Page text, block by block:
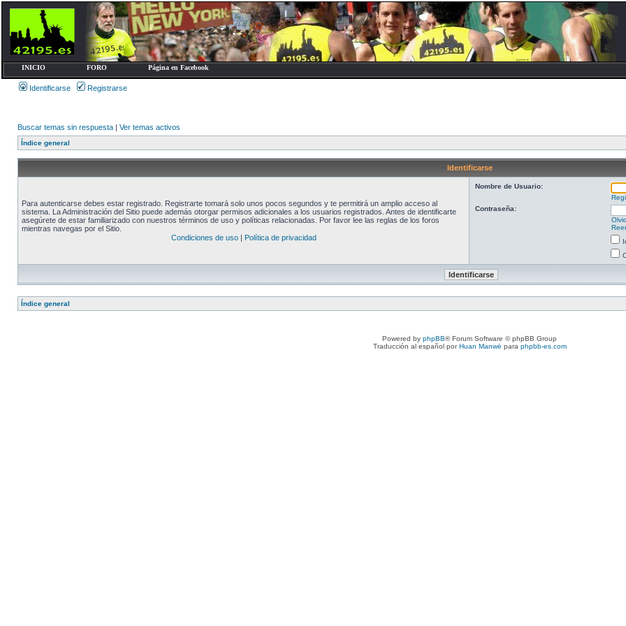
INICIO FORO Página en Facebook
Identificarse Registrarse
Buscar temas sin respuesta | Ver temas activos
Índice general
Identificarse
Para autenticarse debes estar registrado. Registrarte tomará solo unos pocos segundos y te permitirá un amplio acceso al
sistema. La Administración del Sitio puede además otorgar permisos adicionales a los usuarios registrados. Antes de identificarte
asegúrete de estar familiarizado con nuestros términos de uso y políticas relacionadas. Por favor lee las reglas de los foros
mientras navegas por el Sitio.
Condiciones de uso| Política de privacidad
Nombre de Usuario:
Contraseña:
Índice general
Powered by phpBB® Forum Software © phpBB Group
Traducción al español porHuan Manwë para phpbb-es.com